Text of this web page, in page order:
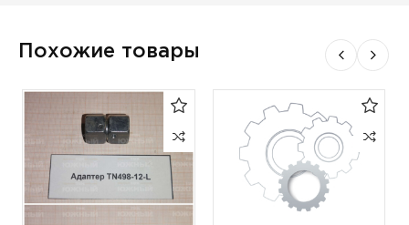
Похожие товары